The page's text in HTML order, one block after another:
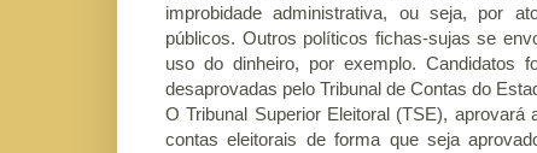
improbidade administrativa, ou seja, por
públicos. Outros políticos fichas-sujas se
uso do dinheiro, por exemplo. Candidatos
desaprovadas pelo Tribunal de Contas do
O Tribunal Superior Eleitoral (TSE),
contas eleitorais de forma que seja